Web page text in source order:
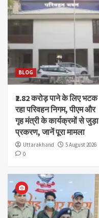
BLOG
₹2.82 करोड़ पाने के लिए भटक
रहा परिवहन निगम, पीएम और
गृह मंत्री के कार्यक्रमों से जुड़ा
प्रकरण, जानें पूरा मामला
Uttarakhand
5 August 2026
0